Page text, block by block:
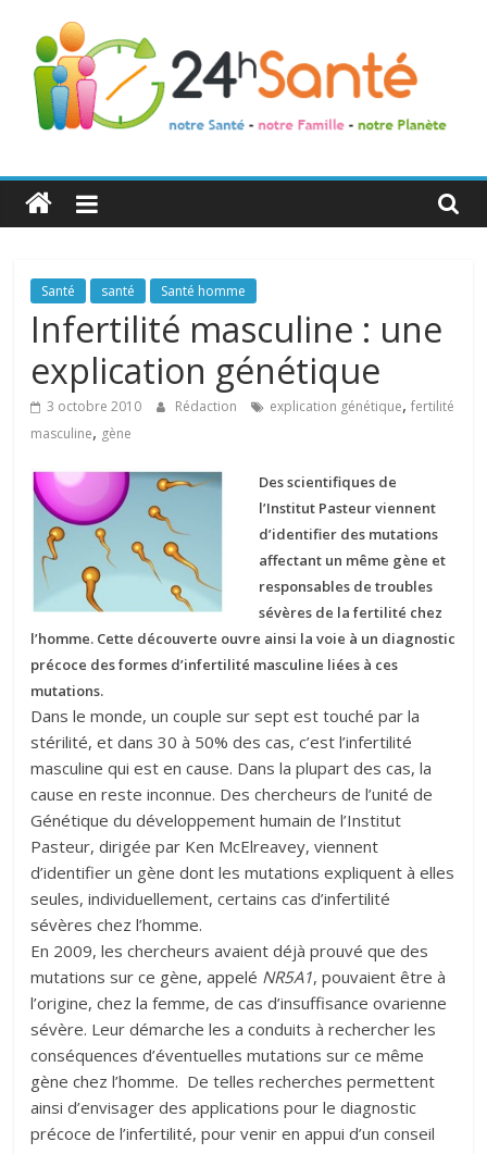
24h
Santé
La
santé
toute
famille
Santé santé Santé homme
Infertilité masculine : une
explication génétique
3 octobre 2010 Rédaction explication génétique,fertilité
masculine, gène
Des scientifiques de
l’Institut Pasteur viennent
d’identifier des mutations
affectant un même gène et
responsables de troubles
sévères de la fertilité chez
l’homme. Cette découverte ouvre ainsi la voie à un diagnostic
précoce des formes d’infertilité masculine liées à ces
mutations.
Dans le monde, un couple sur sept est touché par la
stérilité, et dans 30 à 50% des cas, c’est l’infertilité
masculine qui est en cause. Dans la plupart des cas, la
cause en reste inconnue. Des chercheurs de l’unité de
Génétique du développement humain de l’Institut
Pasteur, dirigée par Ken McElreavey, viennent
d’identifier un gène dont les mutations expliquent à elles
seules, individuellement, certains cas d’infertilité
sévères chez l’homme.
En 2009, les chercheurs avaient déjà prouvé que des
mutations sur ce gène, appelé NR5A1, pouvaient être à
l’origine, chez la femme, de cas d’insuffisance ovarienne
sévère. Leur démarche les a conduits à rechercher les
conséquences d’éventuelles mutations sur ce même
gène chez l’homme. De telles recherches permettent
ainsi d’envisager des applications pour le diagnostic
précoce de l’infertilité, pour venir en appui d’un conseil